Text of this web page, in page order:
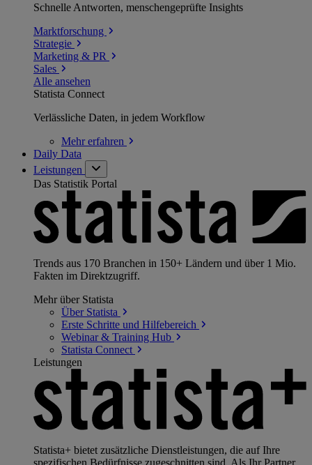
Schnelle Antworten, menschengeprüfte Insights
Marktforschung
Strategie
Marketing & PR
Sales
Alle ansehen
Statista Connect
Verlässliche Daten, in jedem Workflow
Mehrerfahren
Daily Data
Leistungen
Das Statistik Portal
Trends aus 170 Branchen in 150+ Ländern und über 1 Mio.
Fakten im Direktzugriff.
Mehr über Statista
Über Statista
Erste Schritte und Hilfebereich
Webinar & Training Hub
Statista Connect
Leistungen
Statista+ bietet zusätzliche Dienstleistungen, die auf Ihre
spezifischen Bedürfnisse zugeschnitten sind. Als Ihr Partner